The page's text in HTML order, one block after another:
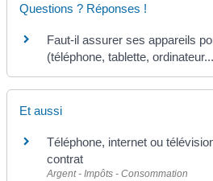
Questions ? Réponses !
Faut-il assurer ses appareils
(téléphone, tablette,
Et aussi
Téléphone, internet ou
contrat
Argent - Impôts - Consommation